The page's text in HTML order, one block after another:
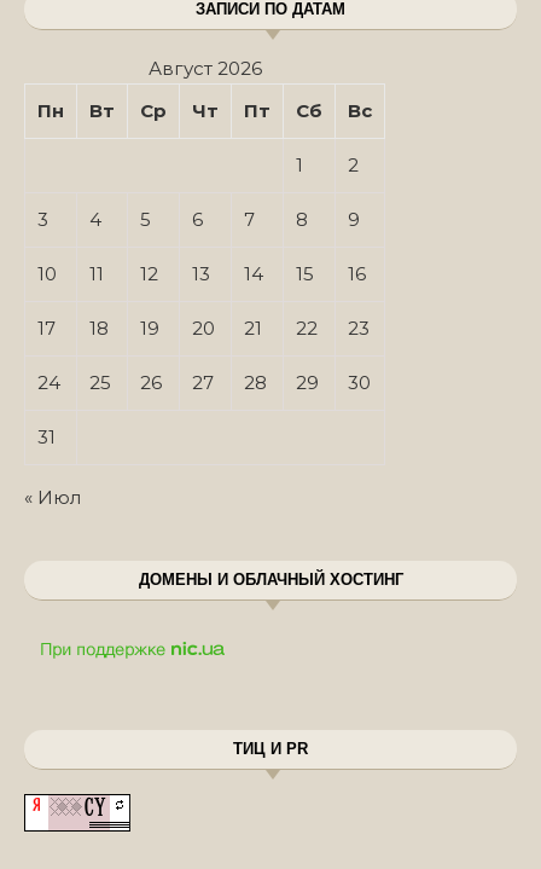
ЗАПИСИ ПО ДАТАМ
Август 2026
Пн
Вт Ср Чт Пт Сб Вс
1 2
3 4 5 6 7 8 9
10 11 12 13 14 15 16
17 18 19 20 21 22 23
24 25 26 27 28 29 30
31
« Июл
ДОМЕНЫ И ОБЛАЧНЫЙ ХОСТИНГ
ТИЦ И PR